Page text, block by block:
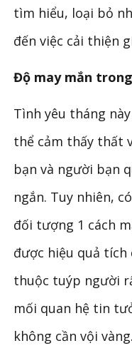
tìm hiểu, loại bỏ
đến việc cải thiện
Độ may mắn
Tình yêu tháng
thể cảm thấy thất
bạn và người bạn
ngắn. Tuy nhiên,
đối tượng 1 cách
được hiệu quả tích
thuộc tuýp người
mối quan hệ tin
không cần vội vàng.